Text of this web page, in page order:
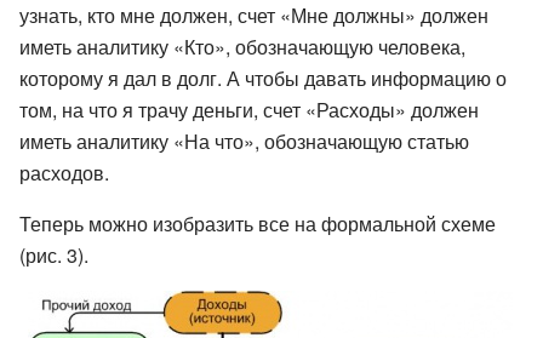
узнать, кто мне должен, счет «Мне должны» должен
иметь аналитику «Кто», обозначающую человека,
которому я дал в долг. А чтобы давать информацию о
том, на что я трачу деньги, счет «Расходы» должен
иметь аналитику «На что», обозначающую статью
расходов.
Теперь можно изобразить все на формальной схеме
(рис. 3).